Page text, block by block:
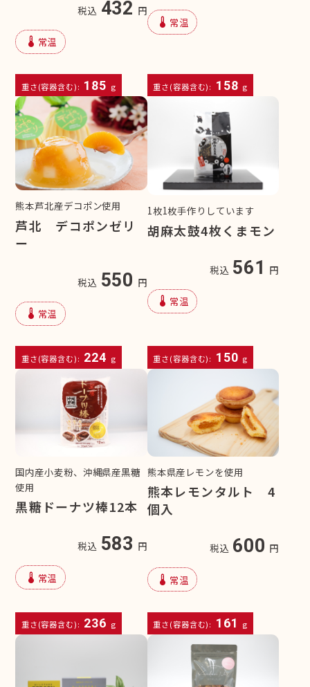
税込 432 円
device_thermostat 常温
重さ(容器含む): 185 g
device_thermostat 常温
重さ(容器含む): 158 g
熊本芦北産デコポン使用
芦北 デコポンゼリ
ー
税込 550 円
device_thermostat 常温
重さ(容器含む): 224 g
1枚1枚手作りしています
胡麻太鼓4枚くまモン
税込 561 円
device_thermostat 常温
重さ(容器含む): 150 g
国内産小麦粉、沖縄県産黒糖
使用
黒糖ドーナツ棒12本
税込 583 円
device_thermostat 常温
重さ(容器含む): 236 g
熊本県産レモンを使用
熊本レモンタルト 4
個入
税込 600 円
device_thermostat 常温
重さ(容器含む): 161 g